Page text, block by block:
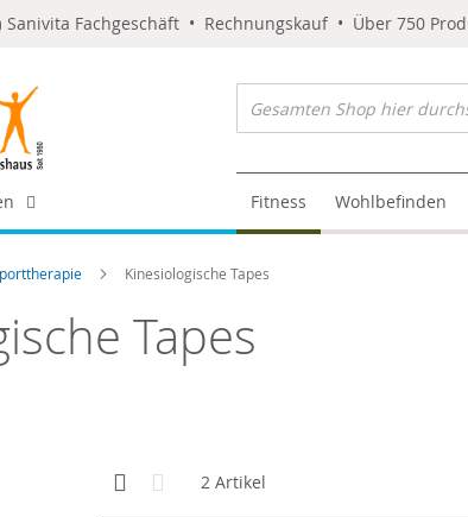
Fachgeschäft • Rechnungskauf • Über 750
Fitness Wohlbefinden
Kinesiologische Tapes
Tapes
Anzeigen
als
Kachelansicht
2 Artikel